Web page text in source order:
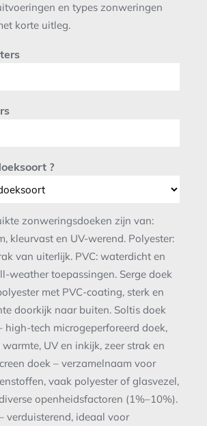
en types zonweringen
korte uitleg.
?
zonweringsdoeken zijn van:
kleurvast en UV-werend. Polyester:
van uiterlijk. PVC: waterdicht en
weather toepassingen. Serge doek
met PVC-coating, sterk en
doorkijk naar buiten. Soltis doek
high-tech microgeperforeerd doek,
UV en inkijk, zeer strak en
doek – verzamelnaam voor
vaak polyester of glasvezel,
openheidsfactoren (1%–10%).
verduisterend, ideaal voor